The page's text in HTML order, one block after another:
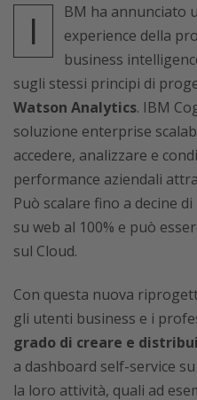
I
BM ha annunciato
experience della
business
sugli stessi principi di
Watson Analytics. IBM
soluzione enterprise
accedere, analizzare e
performance aziendali
Può scalare fino a decine
su web al 100% e può
sul Cloud.
Con questa nuova
gli utenti business e i
grado di creare e
a dashboard self-service
la loro attività, quali ad